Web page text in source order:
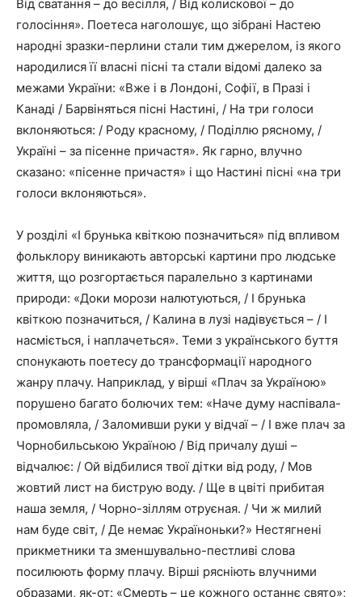
Від сватання – до весілля, / Від колискової – до
голосіння». Поетеса наголошує, що зібрані Настею
народні зразки-перлини стали тим джерелом, із якого
народилися її власні пісні та стали відомі далеко за
межами України: «Вже і в Лондоні, Софії, в Празі і
Канаді / Барвіняться пісні Настині, / На три голоси
вклоняються: / Роду красному, / Поділлю рясному, /
Україні – за пісенне причастя». Як гарно, влучно
сказано: «пісенне причастя» і що Настині пісні «на три
голоси вклоняються».
У розділі «І брунька квіткою позначиться» під впливом
фольклору виникають авторські картини про людське
життя, що розгортається паралельно з картинами
природи: «Доки морози налютуються, / І брунька
квіткою позначиться, / Калина в лузі надівується – / І
насміється, і наплачеться». Теми з українського буття
спонукають поетесу до трансформації народного
жанру плачу. Наприклад, у вірші «Плач за Україною»
порушено багато болючих тем: «Наче думу наспівала-
промовляла, / Заломивши руки у відчаї – / І вже плач за
Чорнобильською Україною / Від причалу душі –
відчалює: / Ой відбилися твої дітки від роду, / Мов
жовтий лист на биструю воду. / Ще в цвіті прибитая
наша земля, / Чорно-зіллям отруєная. / Чи ж милий
нам буде світ, / Де немає Україноньки?» Нестягнені
прикметники та зменшувально-пестливі слова
посилюють форму плачу. Вірші рясніють влучними
образами, як-от: «Смерть – це кожного останнє свято»;